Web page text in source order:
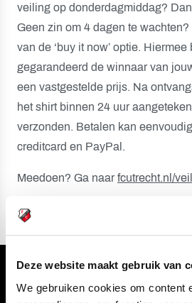
Deze website maakt gebruik van
We gebruiken cookies om content
veiling op donderdagmiddag?
Geen zin om 4 dagen te
van de ‘buy it now’ optie.
gegarandeerd de winnaar van
een vastgestelde prijs. Na
het shirt binnen 24 uur
verzonden. Betalen kan
creditcard en PayPal.
Meedoen? Ga naarfcutrecht.nl/